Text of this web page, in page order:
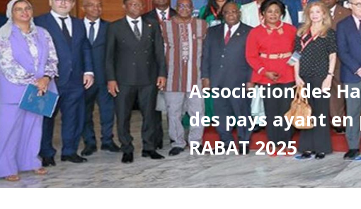
Association des
des pays ayant en
RABAT 2025